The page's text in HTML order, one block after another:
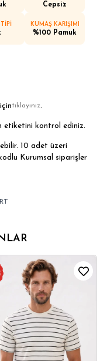
Cepsiz
KUMAŞ KARIŞIMI
%100 Pamuk
tıklayınız.
etiketini kontrol ediniz.
10 adet üzeri
Kurumsal siparişler